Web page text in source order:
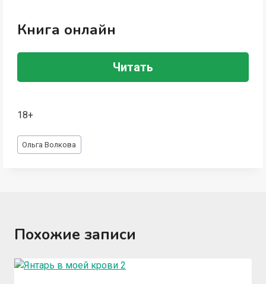
Книга онлайн
Читать
18+
Метки
записи:
Ольга Волкова
Похожие записи